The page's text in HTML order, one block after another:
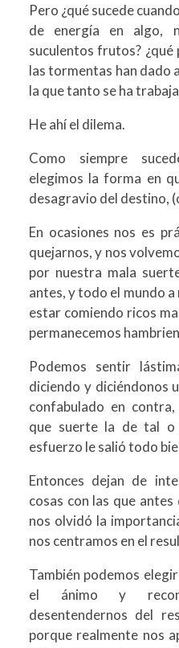
Pero ¿qué sucede
de energía en algo,
suculentos frutos? ¿qué
las tormentas han dado
la que tanto se ha
He ahí el dilema.
Como siempre
elegimos la forma en
desagravio del destino,
En ocasiones nos es
quejarnos, y nos
por nuestra mala
antes, y todo el mundo
estar comiendo ricos
permanecemos
Podemos sentir
diciendo y diciéndonos
confabulado en
que suerte la de tal o
esfuerzo le salió todo
Entonces dejan de
cosas con las que
nos olvidó la
nos centramos en el
También podemos
el ánimo y
desentendernos del
porque realmente nos